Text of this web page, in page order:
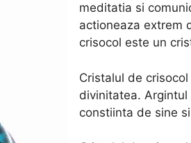
meditatia si
actioneaza extrem
crisocol este un
Cristalul de
divinitatea.
constiinta de sine